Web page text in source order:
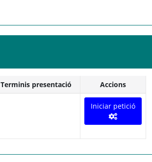
Terminis presentació
Accions
Iniciar petició